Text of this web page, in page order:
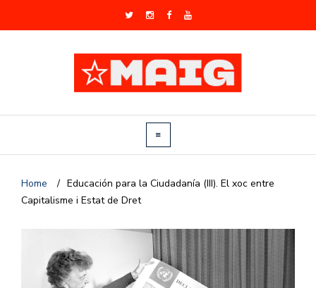
Home / Educación para la Ciudadanía (III). El xoc entre
Capitalisme i Estat de Dret